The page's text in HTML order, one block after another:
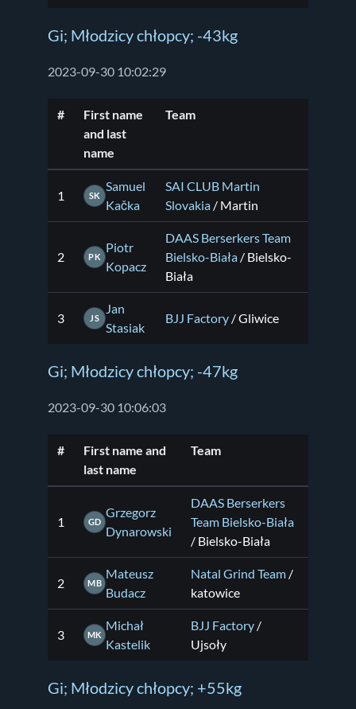
Gi; Młodzicy chłopcy; -43kg
2023-09-30 10:02:29
#
First name
and last
name
Team
1 SK
Samuel
Kačka
SAI CLUB Martin
Slovakia / Martin
2 PK
Piotr
Kopacz
DAAS Berserkers Team
Bielsko-Biała / Bielsko-
Biała
3 JS
Jan
Stasiak
BJJ Factory / Gliwice
Gi; Młodzicy chłopcy; -47kg
2023-09-30 10:06:03
#
First name and
last name
Team
1 GD
Grzegorz
Dynarowski
DAAS Berserkers
Team Bielsko-Biała
/ Bielsko-Biała
2 MB
Mateusz
Budacz
Natal Grind Team /
katowice
3 MK
Michał
Kastelik
BJJ Factory /
Ujsoły
Gi; Młodzicy chłopcy; +55kg